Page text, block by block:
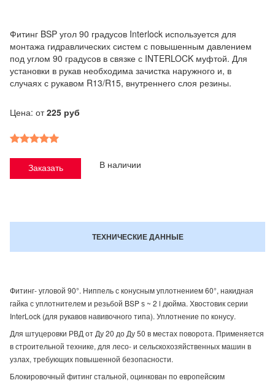
Фитинг BSP угол 90 градусов Interlock используется для
монтажа гидравлических систем с повышенным давлением
под углом 90 градусов в связке с INTERLOCK муфтой. Для
установки в рукав необходима зачистка наружного и, в
случаях с рукавом R13/R15, внутреннего слоя резины.
Цена: от225 руб
Заказать В наличии
ТЕХНИЧЕСКИЕ ДАННЫЕ
Фитинг- угловой 90°. Ниппель с конусным уплотнением 60°, накидная
гайка с уплотнителем и резьбой BSP ѕ ~ 2 l дюйма. Хвостовик серии
InterLock (для рукавов навивочного типа). Уплотнение по конусу.
Для штуцеровки РВД от Ду 20 до Ду 50 в местах поворота. Применяется
в строительной технике, для лесо- и сельскохозяйственных машин в
узлах, требующих повышенной безопасности.
Блокировочный фитинг стальной, оцинкован по европейским